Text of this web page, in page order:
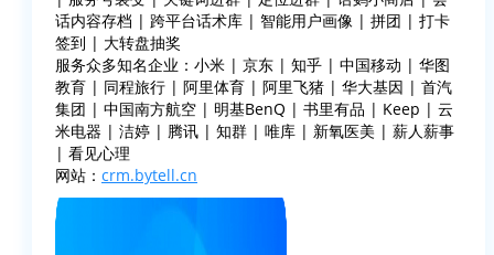
话内容存档 | 跨平台话术库 | 智能用户画像 | 拼团 | 打卡
签到 | 大转盘抽奖
服务众多知名企业：小米 | 京东 | 知乎 | 中国移动 | 华图
教育 | 同程旅行 | 阿里体育 | 阿里飞猪 | 华大基因 | 首汽
集团 | 中国南方航空 | 明基BenQ | 书里有品 | Keep | 云
米电器 | 洁婷 | 腾讯 | 知群 | 唯库 | 新氧医美 | 薪人薪事
| 看见心理
网站： crm.bytell.cn